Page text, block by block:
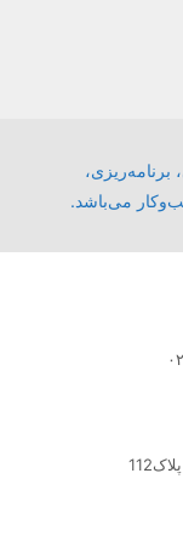
می‌باشد.